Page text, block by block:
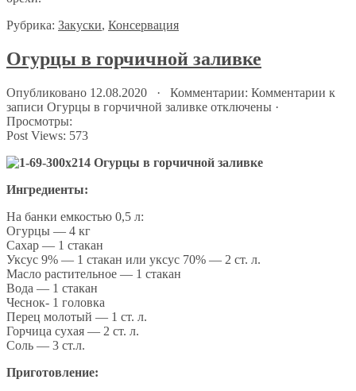
Рубрика: Закуски, Консервация
Огурцы в горчичной заливке
Опубликовано 12.08.2020 · Комментарии: Комментарии к
записи Огурцы в горчичной заливке отключены ·
Просмотры:
Post Views: 573
Ингредиенты:
На банки емкостью 0,5 л:
Огурцы — 4 кг
Сахар — 1 стакан
Уксус 9% — 1 стакан или уксус 70% — 2 ст. л.
Масло растительное — 1 стакан
Вода — 1 стакан
Чеснок- 1 головка
Перец молотый — 1 ст. л.
Горчица сухая — 2 ст. л.
Соль — 3 ст.л.
Приготовление: